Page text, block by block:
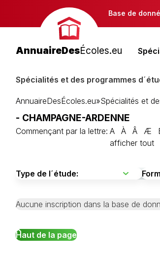
Base de
AnnuaireDesÉcoles.eu
Spécialités et des programmes
AnnuaireDesÉcoles.eu»Spécialités et
- CHAMPAGNE-ARDENNE
Commençant par la lettre: A À Â Æ
afficher tout
Aucune inscription dans la base de
Haut de la page